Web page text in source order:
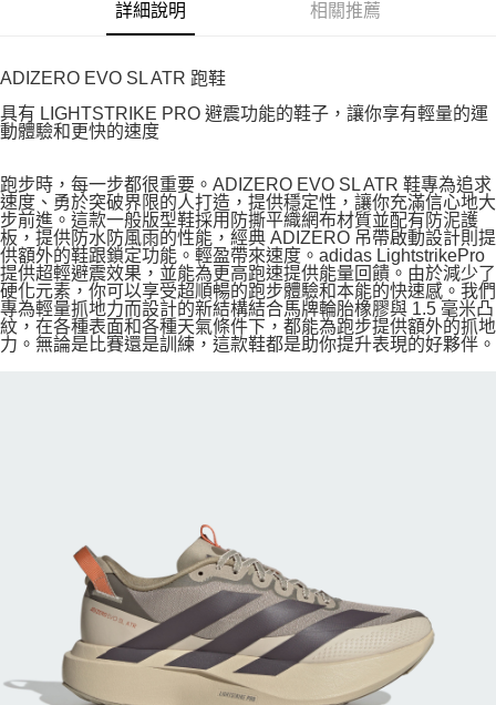
詳細說明 相關推薦
ADIZERO EVO SL ATR 跑鞋
具有 LIGHTSTRIKE PRO 避震功能的鞋子，讓你享有輕量的運
動體驗和更快的速度
跑步時，每一步都很重要。ADIZERO EVO SL ATR 鞋專為追求
速度、勇於突破界限的人打造，提供穩定性，讓你充滿信心地大
步前進。這款一般版型鞋採用防撕平織網布材質並配有防泥護
板，提供防水防風雨的性能，經典 ADIZERO 吊帶啟動設計則提
供額外的鞋跟鎖定功能。輕盈帶來速度。adidas LightstrikePro
提供超輕避震效果，並能為更高跑速提供能量回饋。由於減少了
硬化元素，你可以享受超順暢的跑步體驗和本能的快速感。我們
專為輕量抓地力而設計的新結構結合馬牌輪胎橡膠與 1.5 毫米凸
紋，在各種表面和各種天氣條件下，都能為跑步提供額外的抓地
力。無論是比賽還是訓練，這款鞋都是助你提升表現的好夥伴。